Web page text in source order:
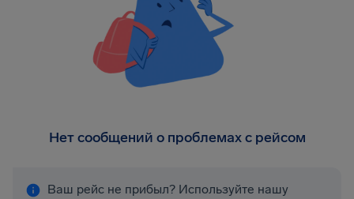
Нет сообщений о проблемах с рейсом
Ваш рейс не прибыл? Используйте нашу